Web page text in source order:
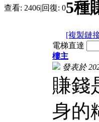
查看: 2406|回復: 05種
[複製鏈
電梯直達
樓主
發表於
賺錢
身的